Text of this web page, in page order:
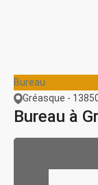
Bureau
Gréasque -
Bureau à